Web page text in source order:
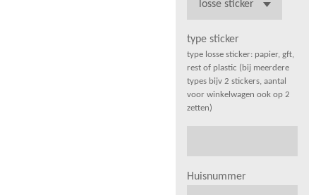
type sticker
type losse sticker: papier, gft,
rest of plastic (bij meerdere
types bijv 2 stickers, aantal
voor winkelwagen ook op 2
zetten)
Huisnummer